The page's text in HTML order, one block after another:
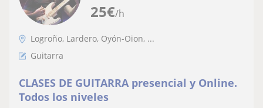
25€/h
Logroño, Lardero, Oyón-Oion, ...
Guitarra
CLASES DE GUITARRA presencial y Online.
Todos los niveles